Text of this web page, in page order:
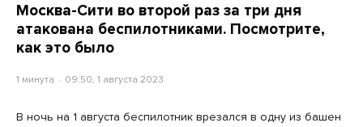
Москва-Сити во второй раз за три дня
атакована беспилотниками. Посмотрите,
как это было
1 минута 09:50, 1 августа 2023
В ночь на 1 августа беспилотник врезался в одну из башен